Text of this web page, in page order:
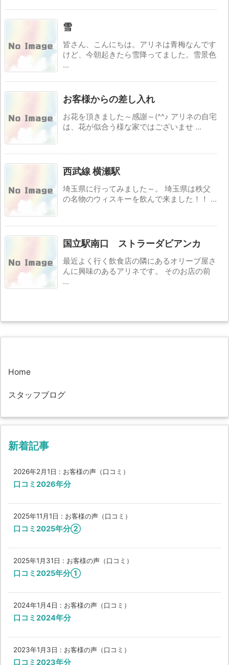
雪
皆さん、こんにちは。アリネは青梅なんです
けど、今朝起きたら雪降ってました。雪景色
...
お客様からの差し入れ
お花を頂きました～感謝～(^^♪ アリネの自宅
は、花が似合う様な家ではございませ ...
西武線 横瀬駅
埼玉県に行ってみました～。 埼玉県は秩父
の名物のウィスキーを飲んで来ました！！ ...
国立駅南口 ストラーダビアンカ
最近よく行く飲食店の隣にあるオリーブ屋さ
んに興味のあるアリネです。 そのお店の前
...
Home
スタッフブログ
新着記事
2026年2月1日 : お客様の声（口コミ）
口コミ2026年分
2025年11月1日 : お客様の声（口コミ）
口コミ2025年分②
2025年1月31日 : お客様の声（口コミ）
口コミ2025年分①
2024年1月4日 : お客様の声（口コミ）
口コミ2024年分
2023年1月3日 : お客様の声（口コミ）
口コミ2023年分